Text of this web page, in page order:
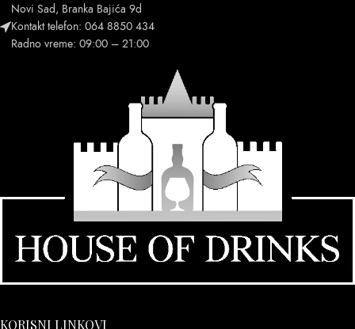
Novi Sad, Branka Bajića 9d
Kontakt telefon: 064 8850 434
Radno vreme: 09:00 – 21:00
KORISNI LINKOVI